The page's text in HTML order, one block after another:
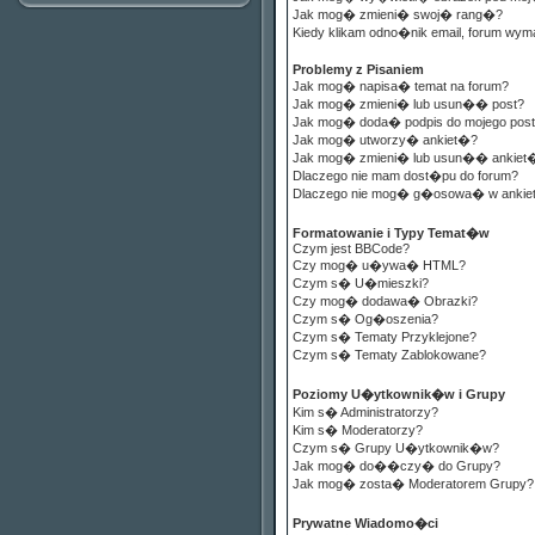
Jak mog� zmieni� swoj� rang�?
Kiedy klikam odno�nik email, forum
Problemy z Pisaniem
Jak mog� napisa� temat na forum?
Jak mog� zmieni� lub usun�� post?
Jak mog� doda� podpis do mojego
Jak mog� utworzy� ankiet�?
Jak mog� zmieni� lub usun��
Dlaczego nie mam dost�pu do forum?
Dlaczego nie mog� g�osowa� w
Formatowanie i Typy Temat�w
Czym jest BBCode?
Czy mog� u�ywa� HTML?
Czym s� U�mieszki?
Czy mog� dodawa� Obrazki?
Czym s� Og�oszenia?
Czym s� Tematy Przyklejone?
Czym s� Tematy Zablokowane?
Poziomy U�ytkownik�w i Grupy
Kim s� Administratorzy?
Kim s� Moderatorzy?
Czym s� Grupy U�ytkownik�w?
Jak mog� do��czy� do Grupy?
Jak mog� zosta� Moderatorem Grupy?
Prywatne Wiadomo�ci